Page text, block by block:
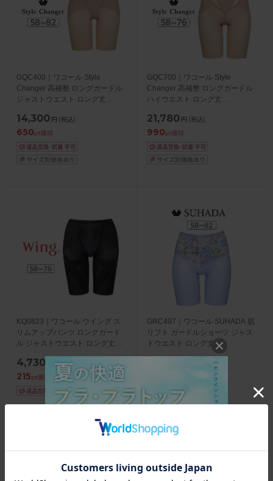
GQC400｜ワコール Style
Changer 高補整 ロングガードル
ジャストウエスト ロング丈
14,300 円 (税込)
650pt獲得
GQC700｜ワコール Style
Changer 高補整 ロングガードル
ハイウエスト ロング丈
21,780 円 (税込)
990pt獲得
KQ0823｜ワコール ウイング ス
リムアップパンツ ロングガード
ル ジャストウエスト ロング丈
58/64/70/76
4,730 (税込)
215pt獲得
GRC497｜ワコール SUHADA 肌
リフト ガードルショーツ ジャス
トウエスト ロング丈
58/64/70/76/82